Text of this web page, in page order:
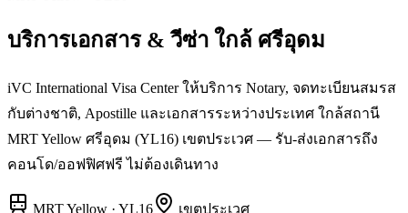
บริการเอกสาร & วีซ่า ใกล้ ศรีอุดม
iVC International Visa Center ให้บริการ Notary, จดทะเบียนสมรส
กับต่างชาติ, Apostille และเอกสารระหว่างประเทศ ใกล้สถานี
MRT Yellow ศรีอุดม (YL16) เขตประเวศ — รับ-ส่งเอกสารถึง
คอนโด/ออฟฟิศฟรี ไม่ต้องเดินทาง
MRT Yellow · YL16 เขตประเวศ